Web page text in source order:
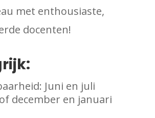
met enthousiaste,
docenten!
Juni en juli
december en januari